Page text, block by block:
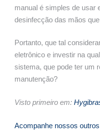
manual é simples de usar
desinfecção das mãos
Portanto, que tal
eletrônico e investir na
sistema, que pode ter um
manutenção?
Visto primeiro em:
Acompanhe nossos